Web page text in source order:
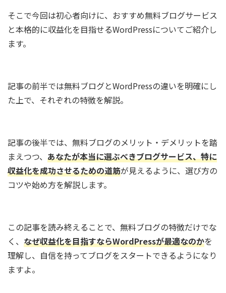
そこで今回は初心者向けに、おすすめ無料ブログサービス
と本格的に収益化を目指せるWordPressについてご紹介し
ます。
記事の前半では無料ブログとWordPressの違いを明確にし
た上で、それぞれの特徴を解説。
記事の後半では、無料ブログのメリット・デメリットを踏
まえつつ、 あなたが本当に選ぶべきブログサービス、特に
収益化を成功させるための道筋が見えるように、選び方の
コツや始め方を解説します。
この記事を読み終えることで、無料ブログの特徴だけでな
く、 なぜ収益化を目指すならWordPressが最適なのかを
理解し、自信を持ってブログをスタートできるようになり
ますよ。